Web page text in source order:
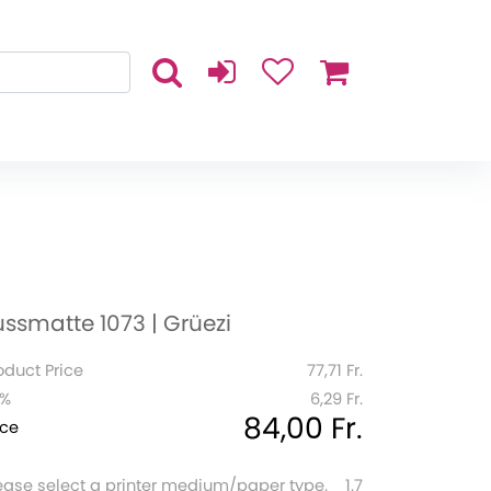
1073 | Grüezi
Price
77,71 Fr.
6,29 Fr.
84,00 Fr.
select a printer medium/paper type.
1.7